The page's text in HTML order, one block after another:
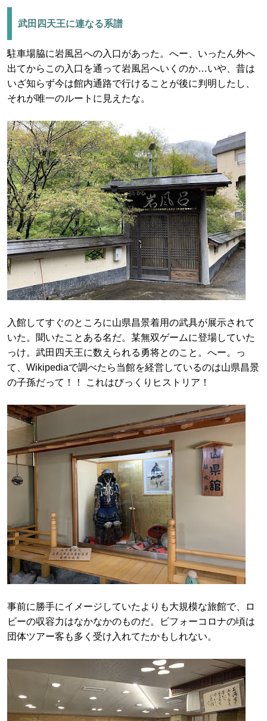
武田四天王に連なる系譜
駐車場脇に岩風呂への入口があった。へー、いったん外へ
出てからこの入口を通って岩風呂へいくのか…いや、昔は
いざ知らず今は館内通路で行けることが後に判明したし、
それが唯一のルートに見えたな。
入館してすぐのところに山県昌景着用の武具が展示されて
いた。聞いたことある名だ。某無双ゲームに登場していた
っけ。武田四天王に数えられる勇将とのこと。へー。っ
て、Wikipediaで調べたら当館を経営しているのは山県昌景
の子孫だって！！ これはびっくりヒストリア！
事前に勝手にイメージしていたよりも大規模な旅館で、ロ
ビーの収容力はなかなかのものだ。ビフォーコロナの頃は
団体ツアー客も多く受け入れてたかもしれない。